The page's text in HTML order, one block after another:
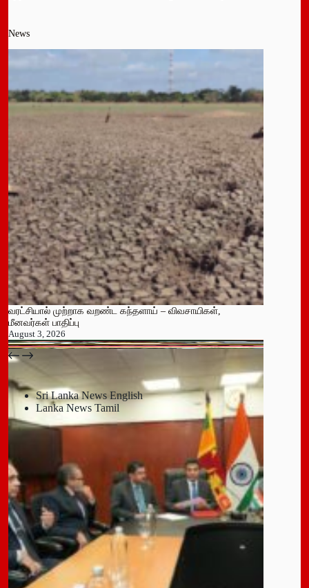
News
வரட்சியால் முற்றாக வறண்ட கந்தளாய் – விவசாயிகள்,
மீனவர்கள் பாதிப்பு
August 3, 2026
பதுளை மாநகர சபையின் NPP உறுப்பினர் திடீர் ராஜினாமா!
July 14, 2026
Sri Lanka News English
Lanka News Tamil
Leave a Reply
You must be
logged into post a comment.